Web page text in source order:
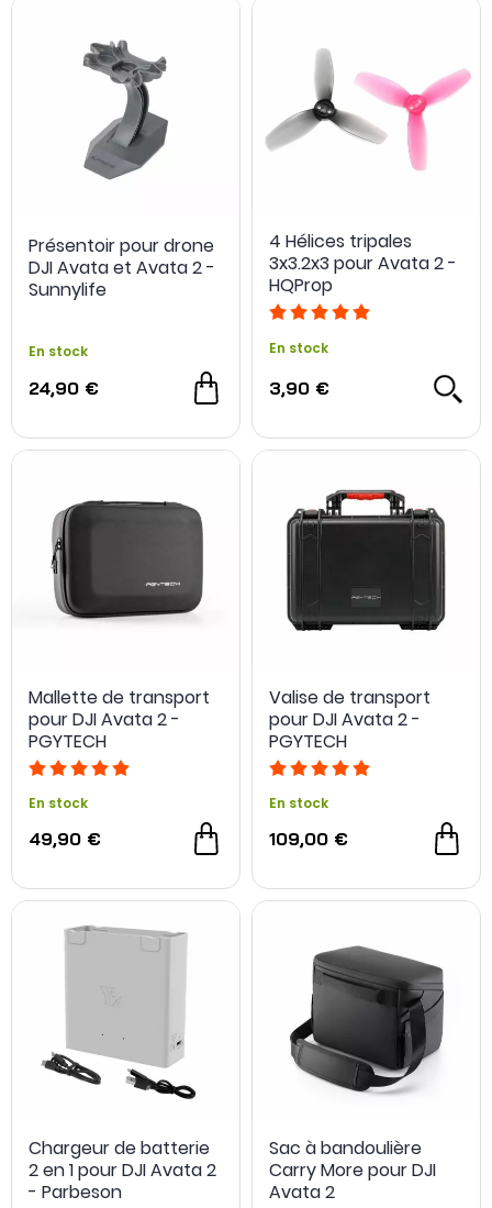
Présentoir pour drone
DJI Avata et Avata 2 -
Sunnylife
En stock
24,90 €
4 Hélices tripales
3x3.2x3 pour Avata 2 -
HQProp
En stock
3,90 €
Mallette de transport
pour DJI Avata 2 -
PGYTECH
En stock
49,90 €
Valise de transport
pour DJI Avata 2 -
PGYTECH
En stock
109,00 €
Chargeur de batterie
2 en 1 pour DJI Avata 2
- Parbeson
Sac à bandoulière
Carry More pour DJI
Avata 2